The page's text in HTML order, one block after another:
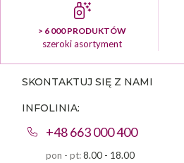
> 6 000 PRODUKTÓW
szeroki asortyment
SKONTAKTUJ SIĘ Z NAMI
INFOLINIA:
+48 663 000 400
pon - pt:8.00 - 18.00